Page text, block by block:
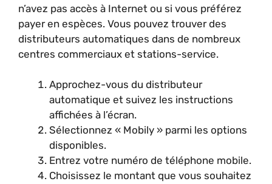
n’avez pas accès à Internet ou si vous préférez
payer en espèces. Vous pouvez trouver des
distributeurs automatiques dans de nombreux
centres commerciaux et stations-service.
Approchez-vous du distributeur
automatique et suivez les instructions
affichées à l’écran.
Sélectionnez « Mobily » parmi les options
disponibles.
Entrez votre numéro de téléphone mobile.
Choisissez le montant que vous souhaitez